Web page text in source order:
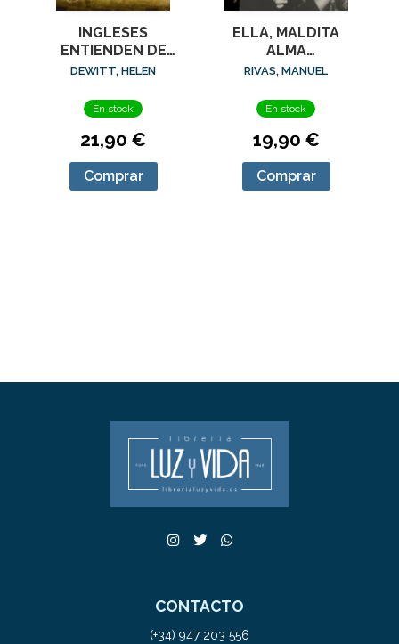
INGLESES
ENTIENDEN DE
LANA (Y OTROS
DEWITT, HELEN
En stock
21,90 €
Comprar
ELLA, MALDITA
ALMA
(ED.AMPLIADA)
RIVAS, MANUEL
En stock
19,90 €
Comprar
CONTACTO
(+34) 947 203 556